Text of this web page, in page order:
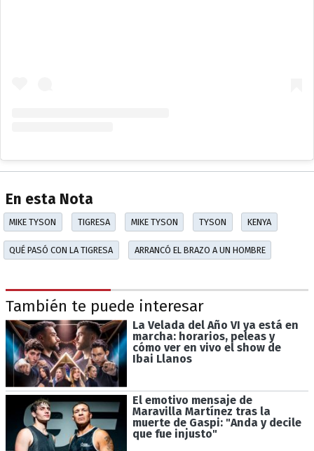
En esta Nota
MIKE TYSON TIGRESA MIKE TYSON TYSON KENYA
QUÉ PASÓ CON LA TIGRESA ARRANCÓ EL BRAZO A UN HOMBRE
También te puede interesar
La Velada del Año VI ya está en
marcha: horarios, peleas y
cómo ver en vivo el show de
Ibai Llanos
El emotivo mensaje de
Maravilla Martínez tras la
muerte de Gaspi: "Anda y decile
que fue injusto"